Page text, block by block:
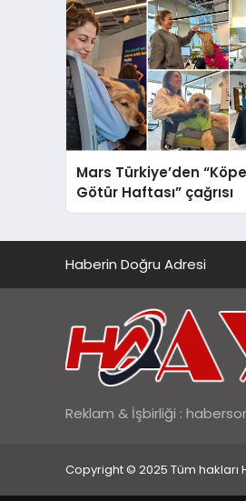
Mars Türkiye’den
Götür Haftası” çağrısı
Haberin Doğru Adresi
Reklam & İşbirliği :
Copyright © 2025 Tüm hakları